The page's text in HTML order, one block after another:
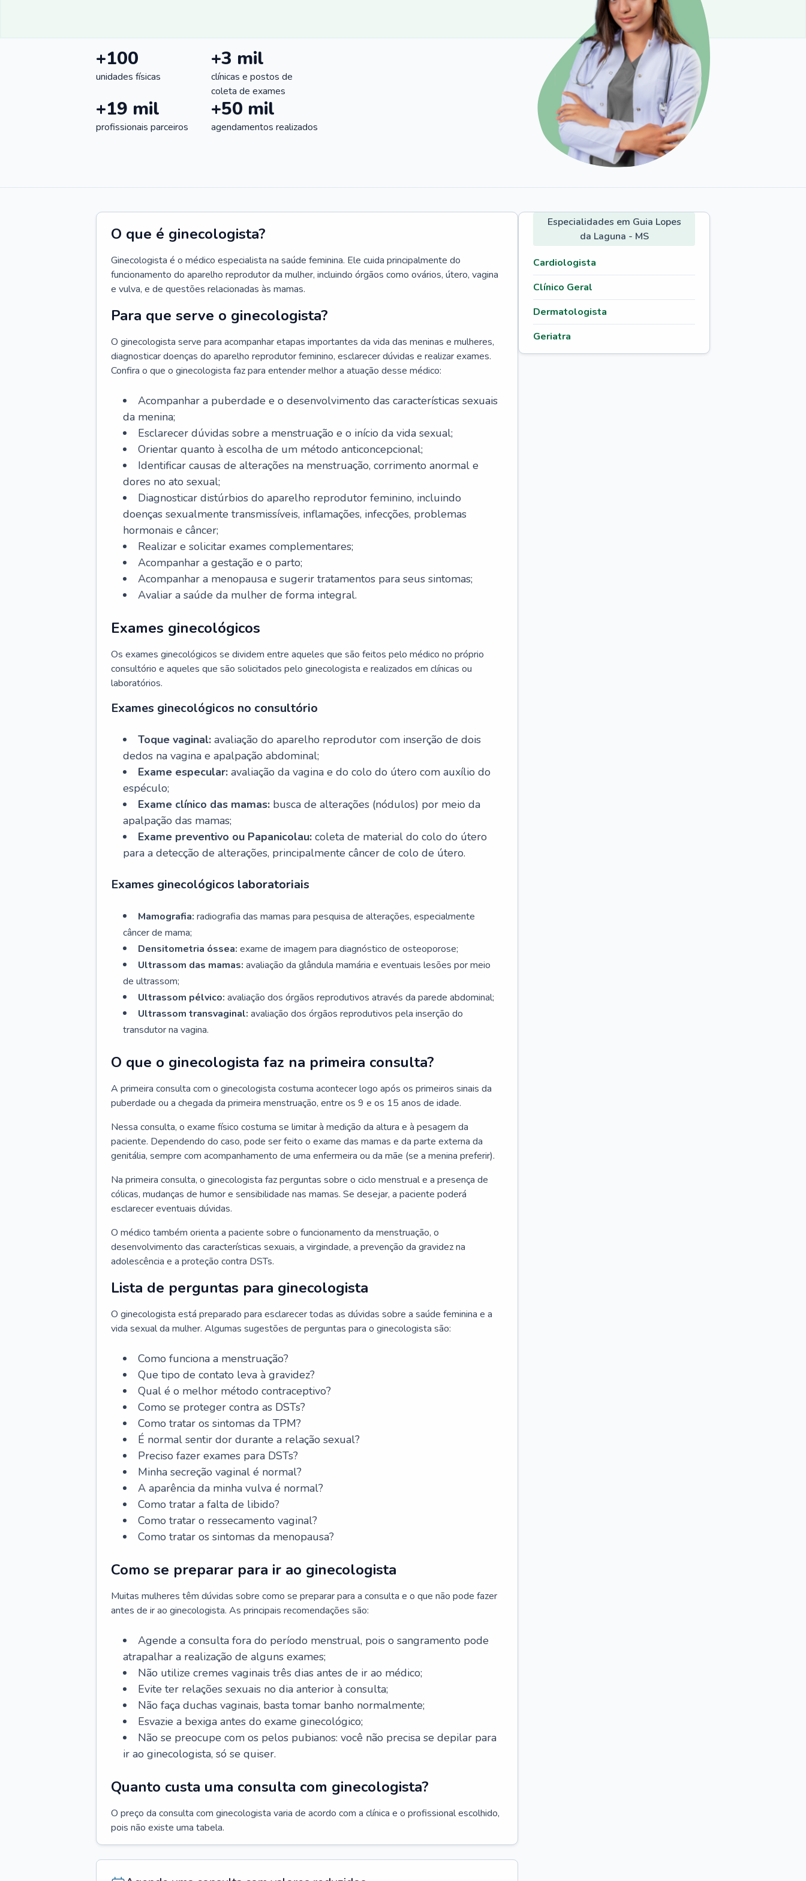
+100
unidades físicas
+3 mil
clínicas e postos de
coleta de exames
+19 mil
profissionais parceiros
+50 mil
agendamentos realizados
O que é ginecologista?
Ginecologista é o médico especialista na saúde feminina. Ele cuida principalmente do
funcionamento do aparelho reprodutor da mulher, incluindo órgãos como ovários, útero, vagina
e vulva, e de questões relacionadas às mamas.
Para que serve o ginecologista?
O ginecologista serve para acompanhar etapas importantes da vida das meninas e mulheres,
diagnosticar doenças do aparelho reprodutor feminino, esclarecer dúvidas e realizar exames.
Confira o que o ginecologista faz para entender melhor a atuação desse médico:
Acompanhar a puberdade e o desenvolvimento das características sexuais
da menina;
Esclarecer dúvidas sobre a menstruação e o início da vida sexual;
Orientar quanto à escolha de um método anticoncepcional;
Identificar causas de alterações na menstruação, corrimento anormal e
dores no ato sexual;
Diagnosticar distúrbios do aparelho reprodutor feminino, incluindo
doenças sexualmente transmissíveis, inflamações, infecções, problemas
hormonais e câncer;
Realizar e solicitar exames complementares;
Acompanhar a gestação e o parto;
Acompanhar a menopausa e sugerir tratamentos para seus sintomas;
Avaliar a saúde da mulher de forma integral.
Exames ginecológicos
Os exames ginecológicos se dividem entre aqueles que são feitos pelo médico no próprio
consultório e aqueles que são solicitados pelo ginecologista e realizados em clínicas ou
laboratórios.
Exames ginecológicos no consultório
Toque vaginal: avaliação do aparelho reprodutor com inserção de dois
dedos na vagina e apalpação abdominal;
Exame especular: avaliação da vagina e do colo do útero com auxílio do
espéculo;
Exame clínico das mamas: busca de alterações (nódulos) por meio da
apalpação das mamas;
Exame preventivo ou Papanicolau: coleta de material do colo do útero
para a detecção de alterações, principalmente câncer de colo de útero.
Exames ginecológicos laboratoriais
Mamografia: radiografia das mamas para pesquisa de alterações, especialmente
câncer de mama;
Densitometria óssea: exame de imagem para diagnóstico de osteoporose;
Ultrassom das mamas: avaliação da glândula mamária e eventuais lesões por meio
de ultrassom;
Ultrassom pélvico: avaliação dos órgãos reprodutivos através da parede abdominal;
Ultrassom transvaginal: avaliação dos órgãos reprodutivos pela inserção do
transdutor na vagina.
O que o ginecologista faz na primeira consulta?
A primeira consulta com o ginecologista costuma acontecer logo após os primeiros sinais da
puberdade ou a chegada da primeira menstruação, entre os 9 e os 15 anos de idade.
Nessa consulta, o exame físico costuma se limitar à medição da altura e à pesagem da
paciente. Dependendo do caso, pode ser feito o exame das mamas e da parte externa da
genitália, sempre com acompanhamento de uma enfermeira ou da mãe (se a menina preferir).
Na primeira consulta, o ginecologista faz perguntas sobre o ciclo menstrual e a presença de
cólicas, mudanças de humor e sensibilidade nas mamas. Se desejar, a paciente poderá
esclarecer eventuais dúvidas.
O médico também orienta a paciente sobre o funcionamento da menstruação, o
desenvolvimento das características sexuais, a virgindade, a prevenção da gravidez na
adolescência e a proteção contra DSTs.
Lista de perguntas para ginecologista
O ginecologista está preparado para esclarecer todas as dúvidas sobre a saúde feminina e a
vida sexual da mulher. Algumas sugestões de perguntas para o ginecologista são:
Como funciona a menstruação?
Que tipo de contato leva à gravidez?
Qual é o melhor método contraceptivo?
Como se proteger contra as DSTs?
Como tratar os sintomas da TPM?
É normal sentir dor durante a relação sexual?
Preciso fazer exames para DSTs?
Minha secreção vaginal é normal?
A aparência da minha vulva é normal?
Como tratar a falta de libido?
Como tratar o ressecamento vaginal?
Como tratar os sintomas da menopausa?
Como se preparar para ir ao ginecologista
Muitas mulheres têm dúvidas sobre como se preparar para a consulta e o que não pode fazer
antes de ir ao ginecologista. As principais recomendações são:
Agende a consulta fora do período menstrual, pois o sangramento pode
atrapalhar a realização de alguns exames;
Não utilize cremes vaginais três dias antes de ir ao médico;
Evite ter relações sexuais no dia anterior à consulta;
Não faça duchas vaginais, basta tomar banho normalmente;
Esvazie a bexiga antes do exame ginecológico;
Não se preocupe com os pelos pubianos: você não precisa se depilar para
ir ao ginecologista, só se quiser.
Quanto custa uma consulta com ginecologista?
O preço da consulta com ginecologista varia de acordo com a clínica e o profissional escolhido,
pois não existe uma tabela.
Especialidades em Guia Lopes
da Laguna - MS
Cardiologista
Clínico Geral
Dermatologista
Geriatra